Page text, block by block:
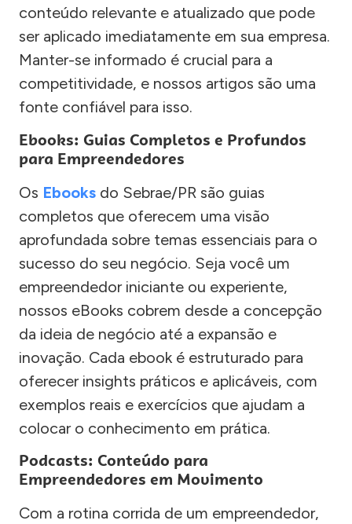
conteúdo relevante e atualizado que pode
ser aplicado imediatamente em sua empresa.
Manter-se informado é crucial para a
competitividade, e nossos artigos são uma
fonte confiável para isso.
Ebooks: Guias Completos e Profundos
para Empreendedores
Os Ebooks do Sebrae/PR são guias
completos que oferecem uma visão
aprofundada sobre temas essenciais para o
sucesso do seu negócio. Seja você um
empreendedor iniciante ou experiente,
nossos eBooks cobrem desde a concepção
da ideia de negócio até a expansão e
inovação. Cada ebook é estruturado para
oferecer insights práticos e aplicáveis, com
exemplos reais e exercícios que ajudam a
colocar o conhecimento em prática.
Podcasts: Conteúdo para
Empreendedores em Movimento
Com a rotina corrida de um empreendedor,